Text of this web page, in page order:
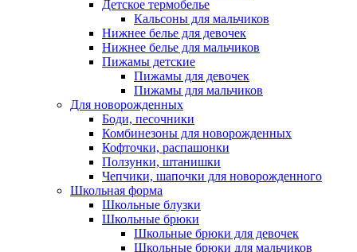
Детское термобелье
Кальсоны для мальчиков
Нижнее белье для девочек
Нижнее белье для мальчиков
Пижамы детские
Пижамы для девочек
Пижамы для мальчиков
Для новорожденных
Боди, песочники
Комбинезоны для новорожденных
Кофточки, распашонки
Ползунки, штанишки
Чепчики, шапочки для новорожденного
Школьная форма
Школьные блузки
Школьные брюки
Школьные брюки для девочек
Школьные брюки для мальчиков